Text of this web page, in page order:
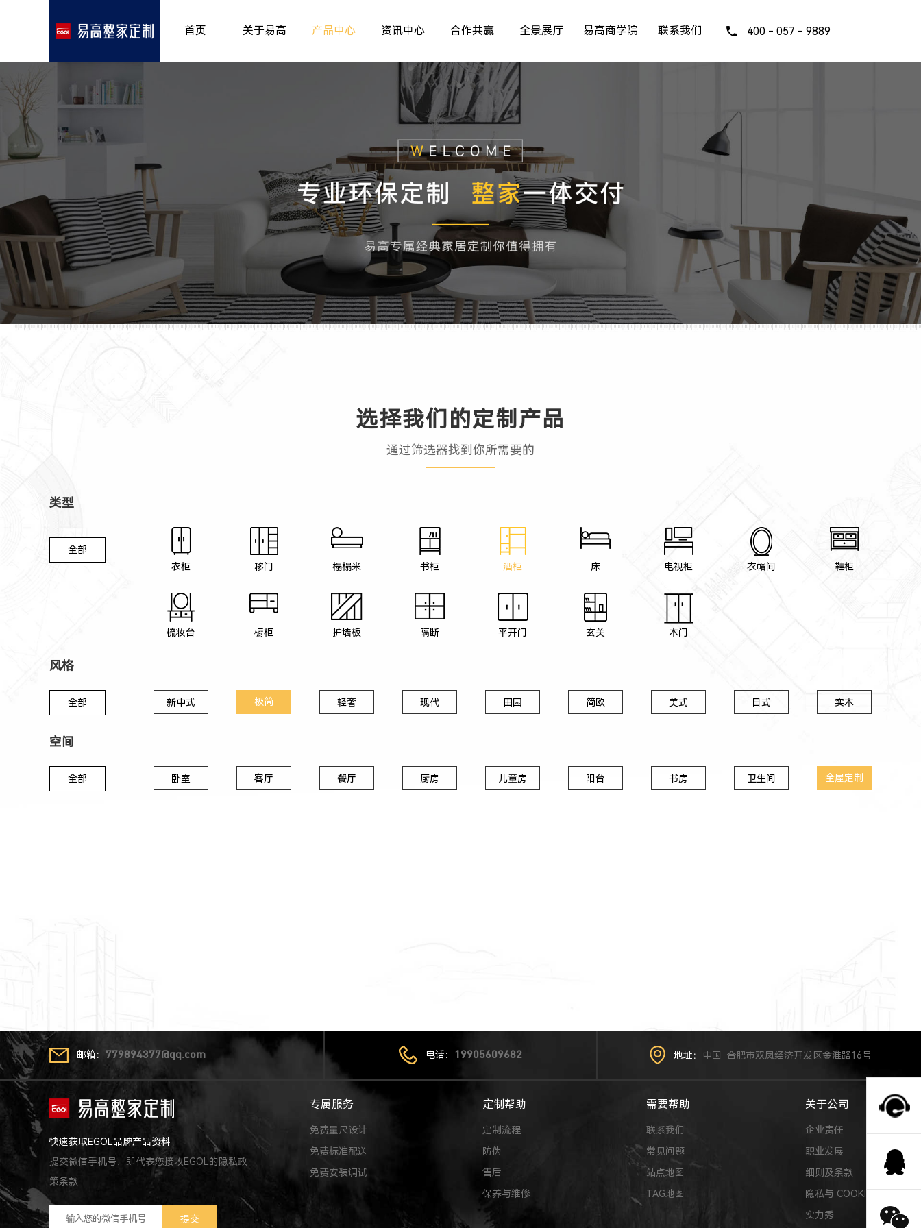
首页 关于易高 产品中心
餐厅空间 >
客厅空间 >
卧室空间
>
资讯中心
品牌资讯 >
行业资讯
合作共赢 全景展厅 易高商学院 联系我们 400 - 057 - 9889
选择我们的定制产品
通过筛选器找到你所需要的
类型
全部
衣柜
移门 榻榻米 书柜 酒柜 床 电视柜 衣帽间 鞋柜
梳妆台 橱柜 护墙板 隔断 平开门 玄关 木门
风格
全部 新中式 极简 轻奢 现代 田园 简欧 美式 日式 实木
空间
全部 卧室 客厅 餐厅 厨房 儿童房 阳台 书房 卫生间 全屋定制
邮箱： 779894377@qq.com 电话： 19905609682 地址： 中国·合肥市双凤经济开发区金淮路16号
快速获取EGOL品牌产品资料
提交微信手机号，即代表您接收EGOL的隐私政
策条款
专属服务
免费量尺设计
免费标准配送
免费安装调试
定制帮助
定制流程
防伪
售后
保养与维修
需要帮助
联系我们
常见问题
站点地图
TAG地图
关于公司
企业责任
职业发展
细则及条款
隐私与 COOKIE
实力秀